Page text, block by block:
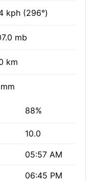
kph (296°)
mb
km
88%
10.0
05:57 AM
06:45 PM